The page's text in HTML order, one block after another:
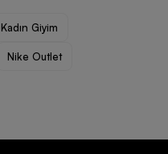
Giyim
Nike Outlet